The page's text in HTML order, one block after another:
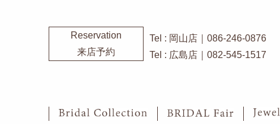
Reservation
来店予約
Tel : 岡山店｜086-246-0876
Tel : 広島店｜082-545-1517